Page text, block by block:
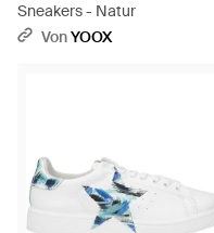
Sneakers - Natur
VonYOOX